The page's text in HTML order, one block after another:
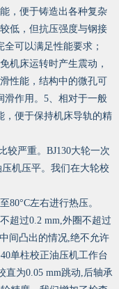
，便于铸造出各种复杂
低，但抗压强度与钢接
可以满足性能要求；
机床运转时产生震动，
性能，结构中的微孔可
滑作用。5、相对于一般
，便于保持机床导轨的精
较严重。BJ130大轮一次
机压平。我们在大轮校
80°C左右进行热压。
超过0.2 mm,外圈不超过
间凸出的情况,绝不允许
单柱校正油压机工作台
直为0.05 mm跳动,后轴承